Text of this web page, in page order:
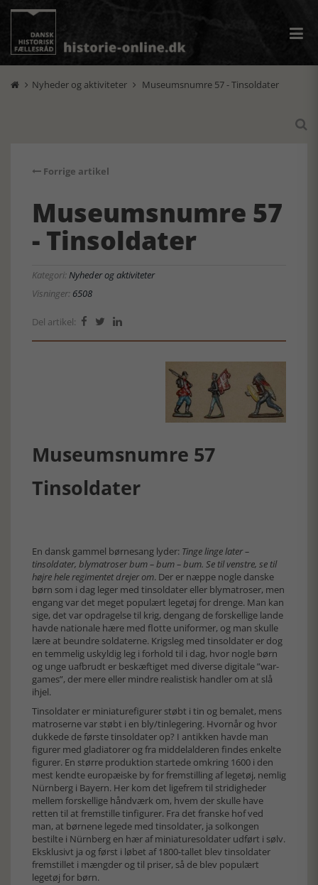
 Nyheder og aktiviteter  Museumsnumre 57 - Tinsoldater

Forrige artikel
Museumsnumre 57
- Tinsoldater
Kategori:Nyheder og aktiviteter
Visninger: 6508
Del artikel:   
Museumsnumre 57
Tinsoldater
En dansk gammel børnesang lyder: Tinge linge later –
tinsoldater, blymatroser bum – bum – bum. Se til venstre, se til
højre hele regimentet drejer om. Der er næppe nogle danske
børn som i dag leger med tinsoldater eller blymatroser, men
engang var det meget populært legetøj for drenge. Man kan
sige, det var opdragelse til krig, dengang de forskellige lande
havde nationale hære med flotte uniformer, og man skulle
lære at beundre soldaterne. Krigsleg med tinsoldater er dog
en temmelig uskyldig leg i forhold til i dag, hvor nogle børn
og unge uafbrudt er beskæftiget med diverse digitale ”war-
games”, der mere eller mindre realistisk handler om at slå
ihjel.
Tinsoldater er miniaturefigurer støbt i tin og bemalet, mens
matroserne var støbt i en bly/tinlegering. Hvornår og hvor
dukkede de første tinsoldater op? I antikken havde man
figurer med gladiatorer og fra middelalderen findes enkelte
figurer. En større produktion startede omkring 1600 i den
mest kendte europæiske by for fremstilling af legetøj, nemlig
Nürnberg i Bayern. Her kom det ligefrem til stridigheder
mellem forskellige håndværk om, hvem der skulle have
retten til at fremstille tinfigurer. Fra det franske hof ved
man, at børnene legede med tinsoldater, ja solkongen
bestilte i Nürnberg en hær af miniaturesoldater udført i sølv.
Eksklusivt ja og først i løbet af 1800-tallet blev tinsoldater
fremstillet i mængder og til priser, så de blev populært
legetøj for børn.